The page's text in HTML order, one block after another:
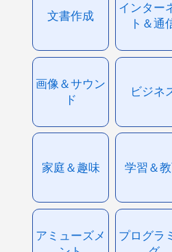
文書作成
インター
ト＆通
画像＆サウン
ド
ビジネ
家庭＆趣味 学習＆
アミューズメ
プログラ